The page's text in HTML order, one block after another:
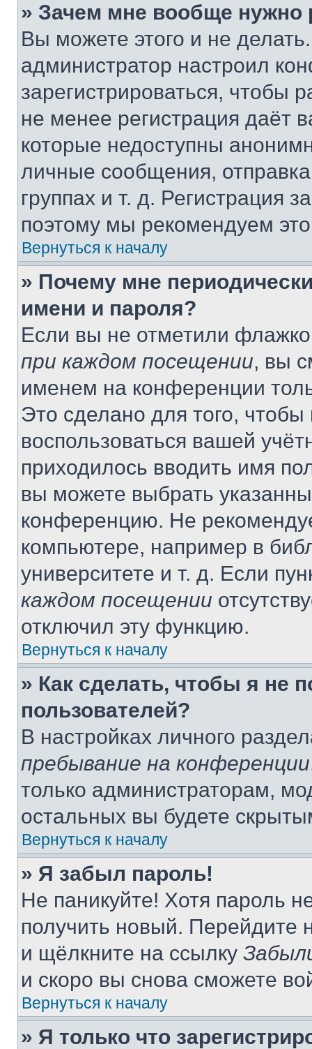
» Зачем мне вообще нужно
Вы можете этого и не
администратор настроил
зарегистрироваться, чтобы
не менее регистрация даёт
которые недоступны
личные сообщения,
группах и т. д. Регистрация
поэтому мы рекомендуем
Вернуться к началу
» Почему мне
имени и пароля?
Если вы не отметили
при каждом посещении, вы
именем на конференции
Это сделано для того, чтобы
воспользоваться вашей
приходилось вводить имя
вы можете выбрать
конференцию. Не
компьютере, например в
университете и т. д. Если
каждом посещении
отключил эту функцию.
Вернуться к началу
» Как сделать, чтобы я не
пользователей?
В настройках личного
пребывание на конференции
только администраторам,
остальных вы будете
Вернуться к началу
» Я забыл пароль!
Не паникуйте! Хотя пароль
получить новый. Перейдите
и щёлкните на ссылку
и скоро вы снова сможете
Вернуться к началу
» Я только что